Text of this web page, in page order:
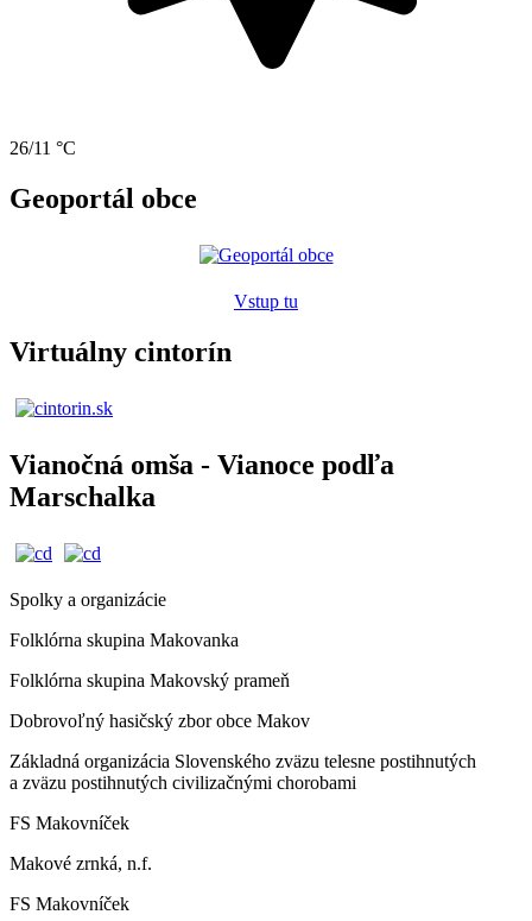
26/11 °C
Geoportál obce
Vstup tu
Virtuálny cintorín
Vianočná omša - Vianoce podľa
Marschalka
Spolky a organizácie
Folklórna skupina Makovanka
Folklórna skupina Makovský prameň
Dobrovoľný hasičský zbor obce Makov
Základná organizácia Slovenského zväzu telesne postihnutých
a zväzu postihnutých civilizačnými chorobami
FS Makovníček
Makové zrnká, n.f.
FS Makovníček